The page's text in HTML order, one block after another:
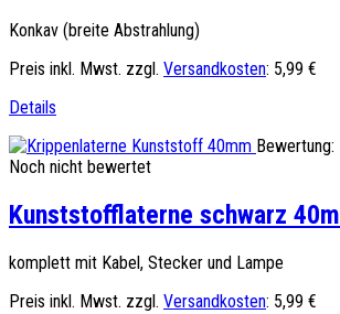
Konkav (breite Abstrahlung)
Preis inkl. Mwst. zzgl. Versandkosten: 5,99 €
Details
Bewertung:
Noch nicht bewertet
Kunststofflaterne schwarz
komplett mit Kabel, Stecker und Lampe
Preis inkl. Mwst. zzgl. Versandkosten: 5,99 €